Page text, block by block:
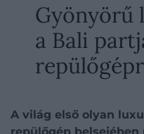
Gyönyörű
a Bali
A világ első olyan